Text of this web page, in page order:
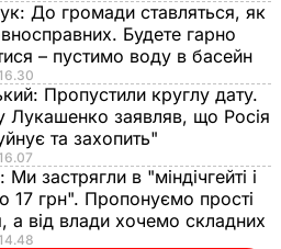
До громади ставляться, як
Будете гарно
– пустимо воду в басейн
Пропустили круглу дату.
Лукашенко заявляв, що Росія
та захопить"
Ми застрягли в "міндічгейті і
17 грн". Пропонуємо прості
а від влади хочемо складних